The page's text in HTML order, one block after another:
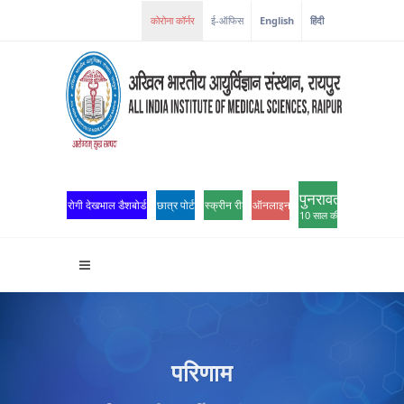
ई-ऑफिस English हिंदी
रोगी देखभाल डैशबोर्ड छात्र पोर्टल स्क्रीन रीडर एक्सेसऑनलाइन ओपीडी पंजीकरण
पुनरावर्तन
10 साल की उत्कृष्टता
परिणाम